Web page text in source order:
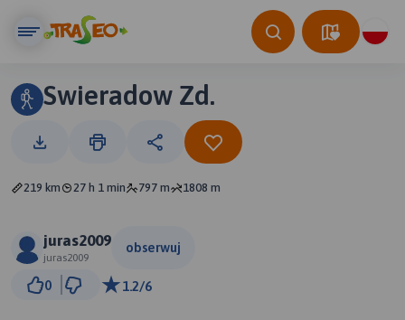
Swieradow Zd.
219 km 27 h 1 min 797 m 1808 m
juras2009
juras2009
obserwuj
0 1.2/6